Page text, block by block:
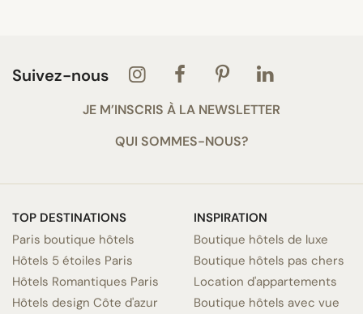
Suivez-nous
JE M’INSCRIS À LA NEWSLETTER
QUI SOMMES-NOUS?
TOP DESTINATIONS
Paris boutique hôtels
Hôtels 5 étoiles Paris
Hôtels Romantiques Paris
Hôtels design Côte d'azur
INSPIRATION
Boutique hôtels de luxe
Boutique hôtels pas chers
Location d'appartements
Boutique hôtels avec vue